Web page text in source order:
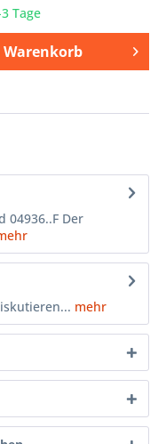
Tage
Warenkorb
04936..F Der
mehr